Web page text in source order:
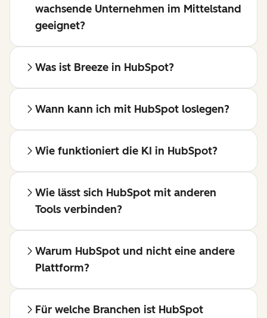
wachsende Unternehmen im Mittelstand
geeignet?
Was ist Breeze in HubSpot?
Wann kann ich mit HubSpot loslegen?
Wie funktioniert die KI in HubSpot?
Wie lässt sich HubSpot mit anderen
Tools verbinden?
Warum HubSpot und nicht eine andere
Plattform?
Für welche Branchen ist HubSpot